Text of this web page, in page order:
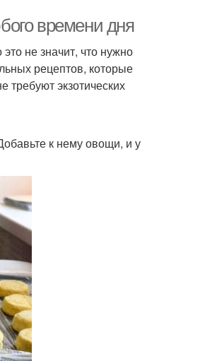
времени дня
не значит, что нужно
рецептов, которые
требуют экзотических
к нему овощи, и у